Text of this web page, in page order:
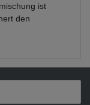
ist
den